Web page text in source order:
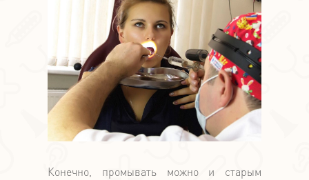
Конечно, промывать можно и старым